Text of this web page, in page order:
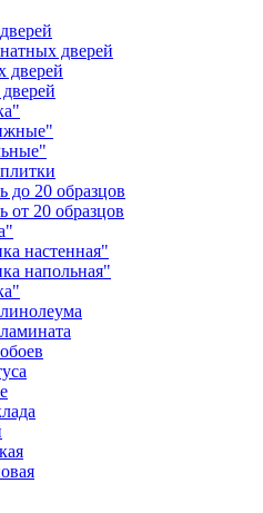
дверей
дверей
до 20 образцов
от 20 образцов
настенная"
напольная"